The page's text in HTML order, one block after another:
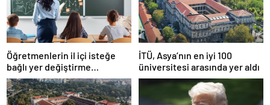
Öğretmenlerin il içi isteğe
bağlı yer değiştirme
başvuruları ne zaman?
İTÜ, Asya’nın en iyi 100
üniversitesi arasında yer aldı